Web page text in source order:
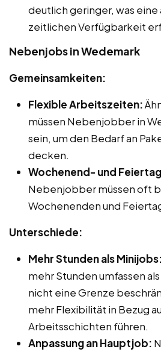
deutlich geringer, was eine
zeitlichen Verfügbarkeit
Nebenjobs in Wedemark
Gemeinsamkeiten:
Flexible Arbeitszeiten:
müssen Nebenjobber in
sein, um den Bedarf an
decken.
Wochenend- und
Nebenjobber müssen oft
Wochenenden und
Unterschiede:
Mehr Stunden als Minijobs:
mehr Stunden umfassen
nicht eine Grenze
mehr Flexibilität in Bezug
Arbeitsschichten führen.
Anpassung an Hauptjob: